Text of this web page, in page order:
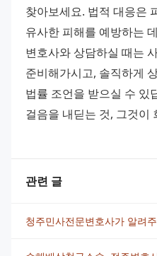
찾아보세요. 법적 대응은
유사한 피해를 예방하는
변호사와 상담하실 때는
준비해가시고, 솔직하게
법률 조언을 받으실 수 있
걸음을 내딛는 것, 그것이
관련 글